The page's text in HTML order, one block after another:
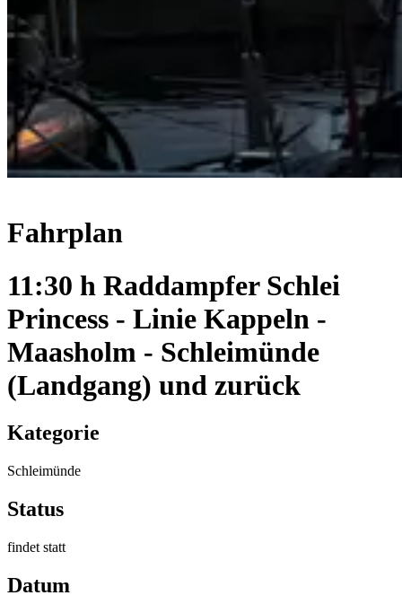
Fahrplan
11:30 h Raddampfer Schlei
Princess - Linie Kappeln -
Maasholm - Schleimünde
(Landgang) und zurück
Kategorie
Schleimünde
Status
findet statt
Datum